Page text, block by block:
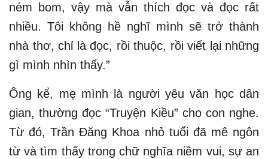
ném bom, vậy mà vẫn thích đọc và đọc rất
nhiều. Tôi không hề nghĩ mình sẽ trở thành
nhà thơ, chỉ là đọc, rồi thuộc, rồi viết lại những
gì mình nhìn thấy.”
Ông kể, mẹ mình là người yêu văn học dân
gian, thường đọc “Truyện Kiều” cho con nghe.
Từ đó, Trần Đăng Khoa nhỏ tuổi đã mê ngôn
từ và tìm thấy trong chữ nghĩa niềm vui, sự an